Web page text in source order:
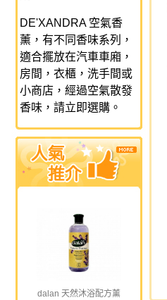
DE'XANDRA 空氣香
薰，有不同香味系列，
適合擺放在汽車車廂，
房間，衣櫃，洗手間或
小商店，經過空氣散發
香味，請立即選購。
dalan 天然沐浴配方薰